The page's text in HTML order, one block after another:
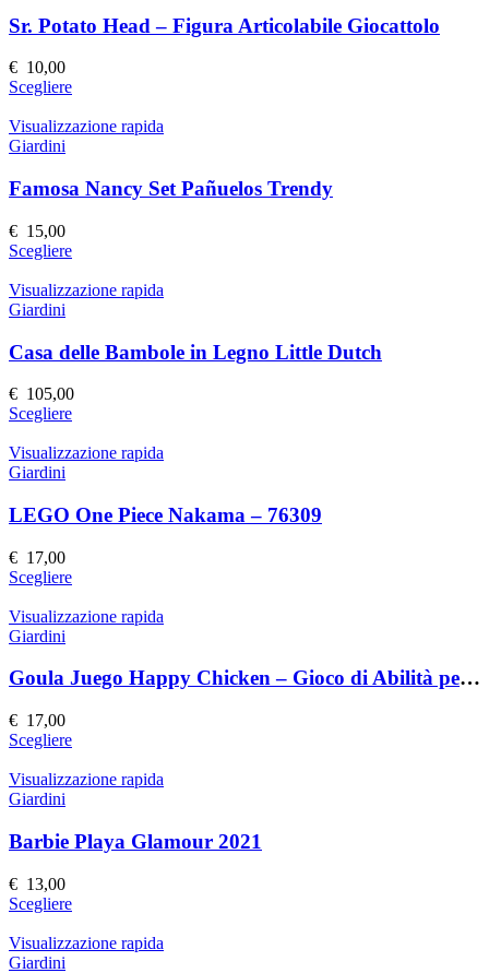
prodotto
Le
opzioni
scelte
nella
pagina
prodotto
Sr. Potato Head – Figura Articolabile Giocattolo
€ 10,00
ScegliereQuesto
ha
Le
opzioni
scelte
nella
pagina
prodotto
Visualizzazione rapida
Giardini
Famosa Nancy Set Pañuelos Trendy
€ 15,00
ScegliereQuesto
ha
Le
opzioni
possono
scelte
nella
pagina
prodotto
Visualizzazione rapida
Giardini
Casa delle Bambole in Legno Little Dutch
€ 105,00
ScegliereQuesto
ha
Le
opzioni
scelte
nella
pagina
prodotto
Visualizzazione rapida
Giardini
LEGO One Piece Nakama – 76309
€ 17,00
ScegliereQuesto
ha
Le
opzioni
scelte
nella
pagina
prodotto
Visualizzazione rapida
Giardini
Goula Juego Happy Chicken – Gioco di Abilità per Bambini
€ 17,00
ScegliereQuesto
ha
Le
opzioni
scelte
nella
pagina
Visualizzazione rapida
Giardini
Barbie Playa Glamour 2021
€ 13,00
ScegliereQuesto
ha
Visualizzazione rapida
Giardini